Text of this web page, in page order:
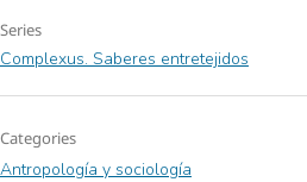
Series
Complexus. Saberes entretejidos
Categories
Antropología y sociología